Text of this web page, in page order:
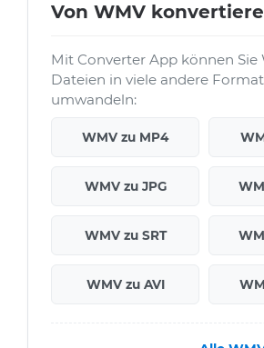
Von WMV
Mit Converter App können Sie
Dateien in viele andere
umwandeln:
WMV zu MP4
WMV zu JPG
WMV zu SRT
WMV zu AVI